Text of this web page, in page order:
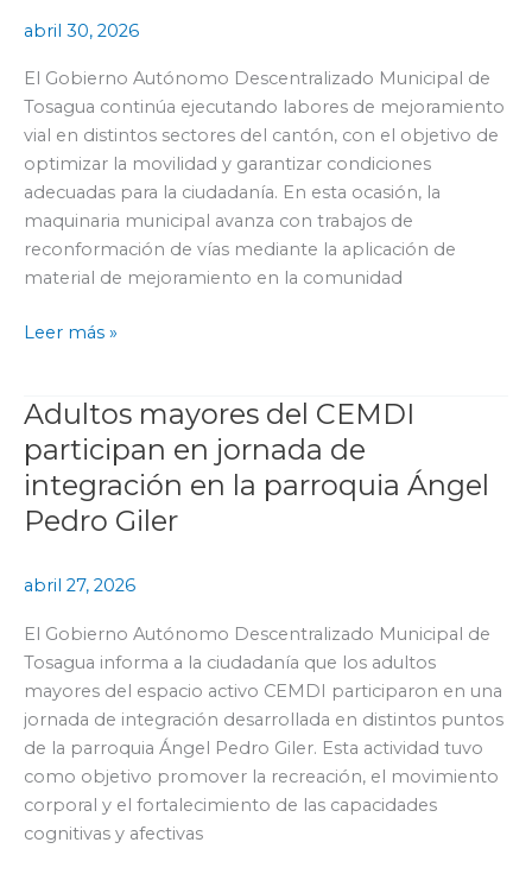
abril 30, 2026
El Gobierno Autónomo Descentralizado Municipal de
Tosagua continúa ejecutando labores de mejoramiento
vial en distintos sectores del cantón, con el objetivo de
optimizar la movilidad y garantizar condiciones
adecuadas para la ciudadanía. En esta ocasión, la
maquinaria municipal avanza con trabajos de
reconformación de vías mediante la aplicación de
material de mejoramiento en la comunidad
mejoramiento
en
Las
Guaijas
y
La
Carmelita
Leer más »
Adultos mayores del CEMDI
participan en jornada de
integración en la parroquia Ángel
Pedro Giler
abril 27, 2026
El Gobierno Autónomo Descentralizado Municipal de
Tosagua informa a la ciudadanía que los adultos
mayores del espacio activo CEMDI participaron en una
jornada de integración desarrollada en distintos puntos
de la parroquia Ángel Pedro Giler. Esta actividad tuvo
como objetivo promover la recreación, el movimiento
corporal y el fortalecimiento de las capacidades
cognitivas y afectivas
Adultos
mayores
del
CEMDI
participan
jornada
integración
en
la
parroquia
Ángel
Pedro
Giler